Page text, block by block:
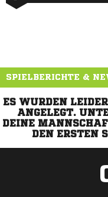
SPIELBERICHTE &
ES WURDEN
ANGELEGT.
DEINE
DEN ERSTEN